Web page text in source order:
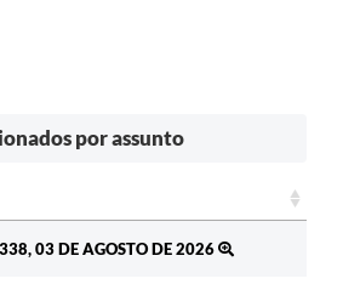
por assunto
03 DE AGOSTO DE 2026